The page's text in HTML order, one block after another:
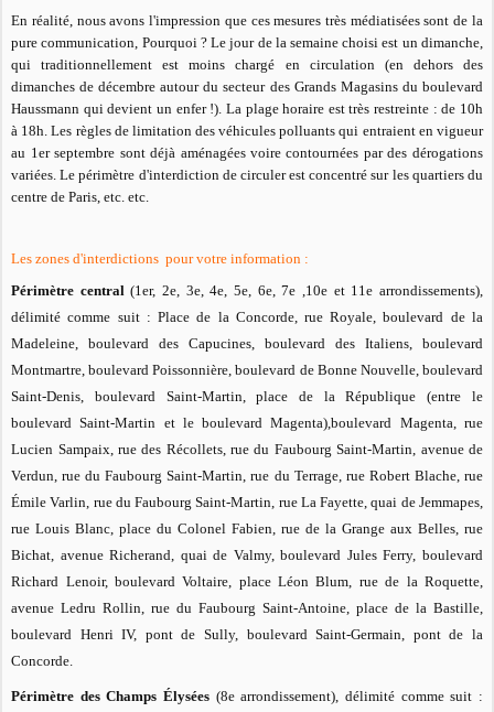
En réalité, nous avons l'impression que ces mesures très médiatisées sont de la
pure communication, Pourquoi ? Le jour de la semaine choisi est un dimanche,
qui traditionnellement est moins chargé en circulation (en dehors des
dimanches de décembre autour du secteur des Grands Magasins du boulevard
Haussmann qui devient un enfer !). La plage horaire est très restreinte : de 10h
à 18h. Les règles de limitation des véhicules polluants qui entraient en vigueur
au 1er septembre sont déjà aménagées voire contournées par des dérogations
variées. Le périmètre d'interdiction de circuler est concentré sur les quartiers du
centre de Paris, etc. etc.
Les zones d'interdictions pour votre information :
Périmètre central (1er, 2e, 3e, 4e, 5e, 6e, 7e ,10e et 11e arrondissements),
délimité comme suit : Place de la Concorde, rue Royale, boulevard de la
Madeleine, boulevard des Capucines, boulevard des Italiens, boulevard
Montmartre, boulevard Poissonnière, boulevard de Bonne Nouvelle, boulevard
Saint-Denis, boulevard Saint-Martin, place de la République (entre le
boulevard Saint-Martin et le boulevard Magenta),boulevard Magenta, rue
Lucien Sampaix, rue des Récollets, rue du Faubourg Saint-Martin, avenue de
Verdun, rue du Faubourg Saint-Martin, rue du Terrage, rue Robert Blache, rue
Émile Varlin, rue du Faubourg Saint-Martin, rue La Fayette, quai de Jemmapes,
rue Louis Blanc, place du Colonel Fabien, rue de la Grange aux Belles, rue
Bichat, avenue Richerand, quai de Valmy, boulevard Jules Ferry, boulevard
Richard Lenoir, boulevard Voltaire, place Léon Blum, rue de la Roquette,
avenue Ledru Rollin, rue du Faubourg Saint-Antoine, place de la Bastille,
boulevard Henri IV, pont de Sully, boulevard Saint-Germain, pont de la
Concorde.
Périmètre des Champs Élysées (8e arrondissement), délimité comme suit :